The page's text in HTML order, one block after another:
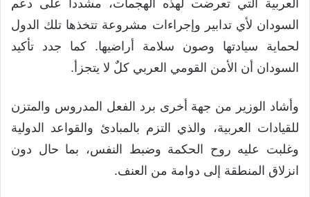
العربية التي تعرضت لهذه الهجمات، مشدداً على دعم
السودان لأي تدابير وإجراءات مشروعة تتخذها تلك الدول
لحماية سيادتها وصون سلامة أراضيها. كما جدد تأكيد
السودان أن الأمن القومي العربي كلٌ لا يتجزأ.
وأشاد الوزير من جهة أخرى برد الفعل المدروس والمتزن
للقيادات العربية، والذي التزم بالمبادئ والقواعد الدولية
وغلبت عليه روح الحكمة وضبط النفس، بما حال دون
انزلاق المنطقة إلى دوامة من العنف.